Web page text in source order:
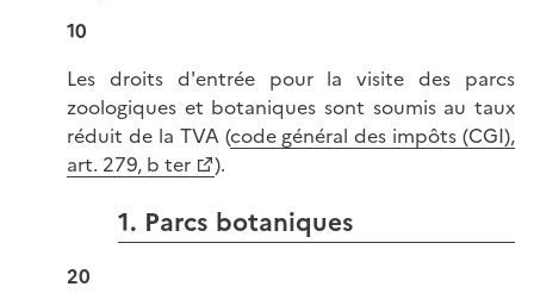
10
Les droits d'entrée pour la visite des parcs
zoologiques et botaniques sont soumis au taux
réduit de la TVA (code général des impôts (CGI),
art. 279, b ter
).
1. Parcs botaniques
20